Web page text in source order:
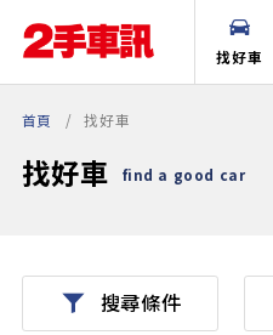
找好車
首頁 找好車
找好車 find a good car
搜尋條件